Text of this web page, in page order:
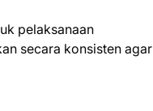
pelaksanaan
secara konsisten agar